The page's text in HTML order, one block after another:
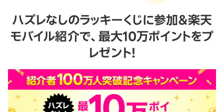
ハズレなしのラッキーくじに参加＆楽天
モバイル紹介で、最大10万ポイントをプ
レゼント！